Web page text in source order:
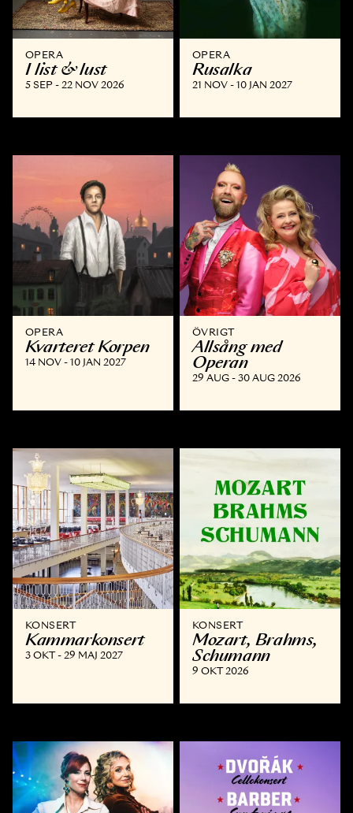
OPERA
I list & lust
5 SEP - 22 NOV 2026
OPERA
Rusalka
21 NOV - 10 JAN 2027
OPERA
Kvarteret Korpen
14 NOV - 10 JAN 2027
ÖVRIGT
Allsång med
Operan
29 AUG - 30 AUG 2026
KONSERT
Kammar­konsert
3 OKT - 29 MAJ 2027
KONSERT
Mozart, Brahms,
Schumann
9 OKT 2026